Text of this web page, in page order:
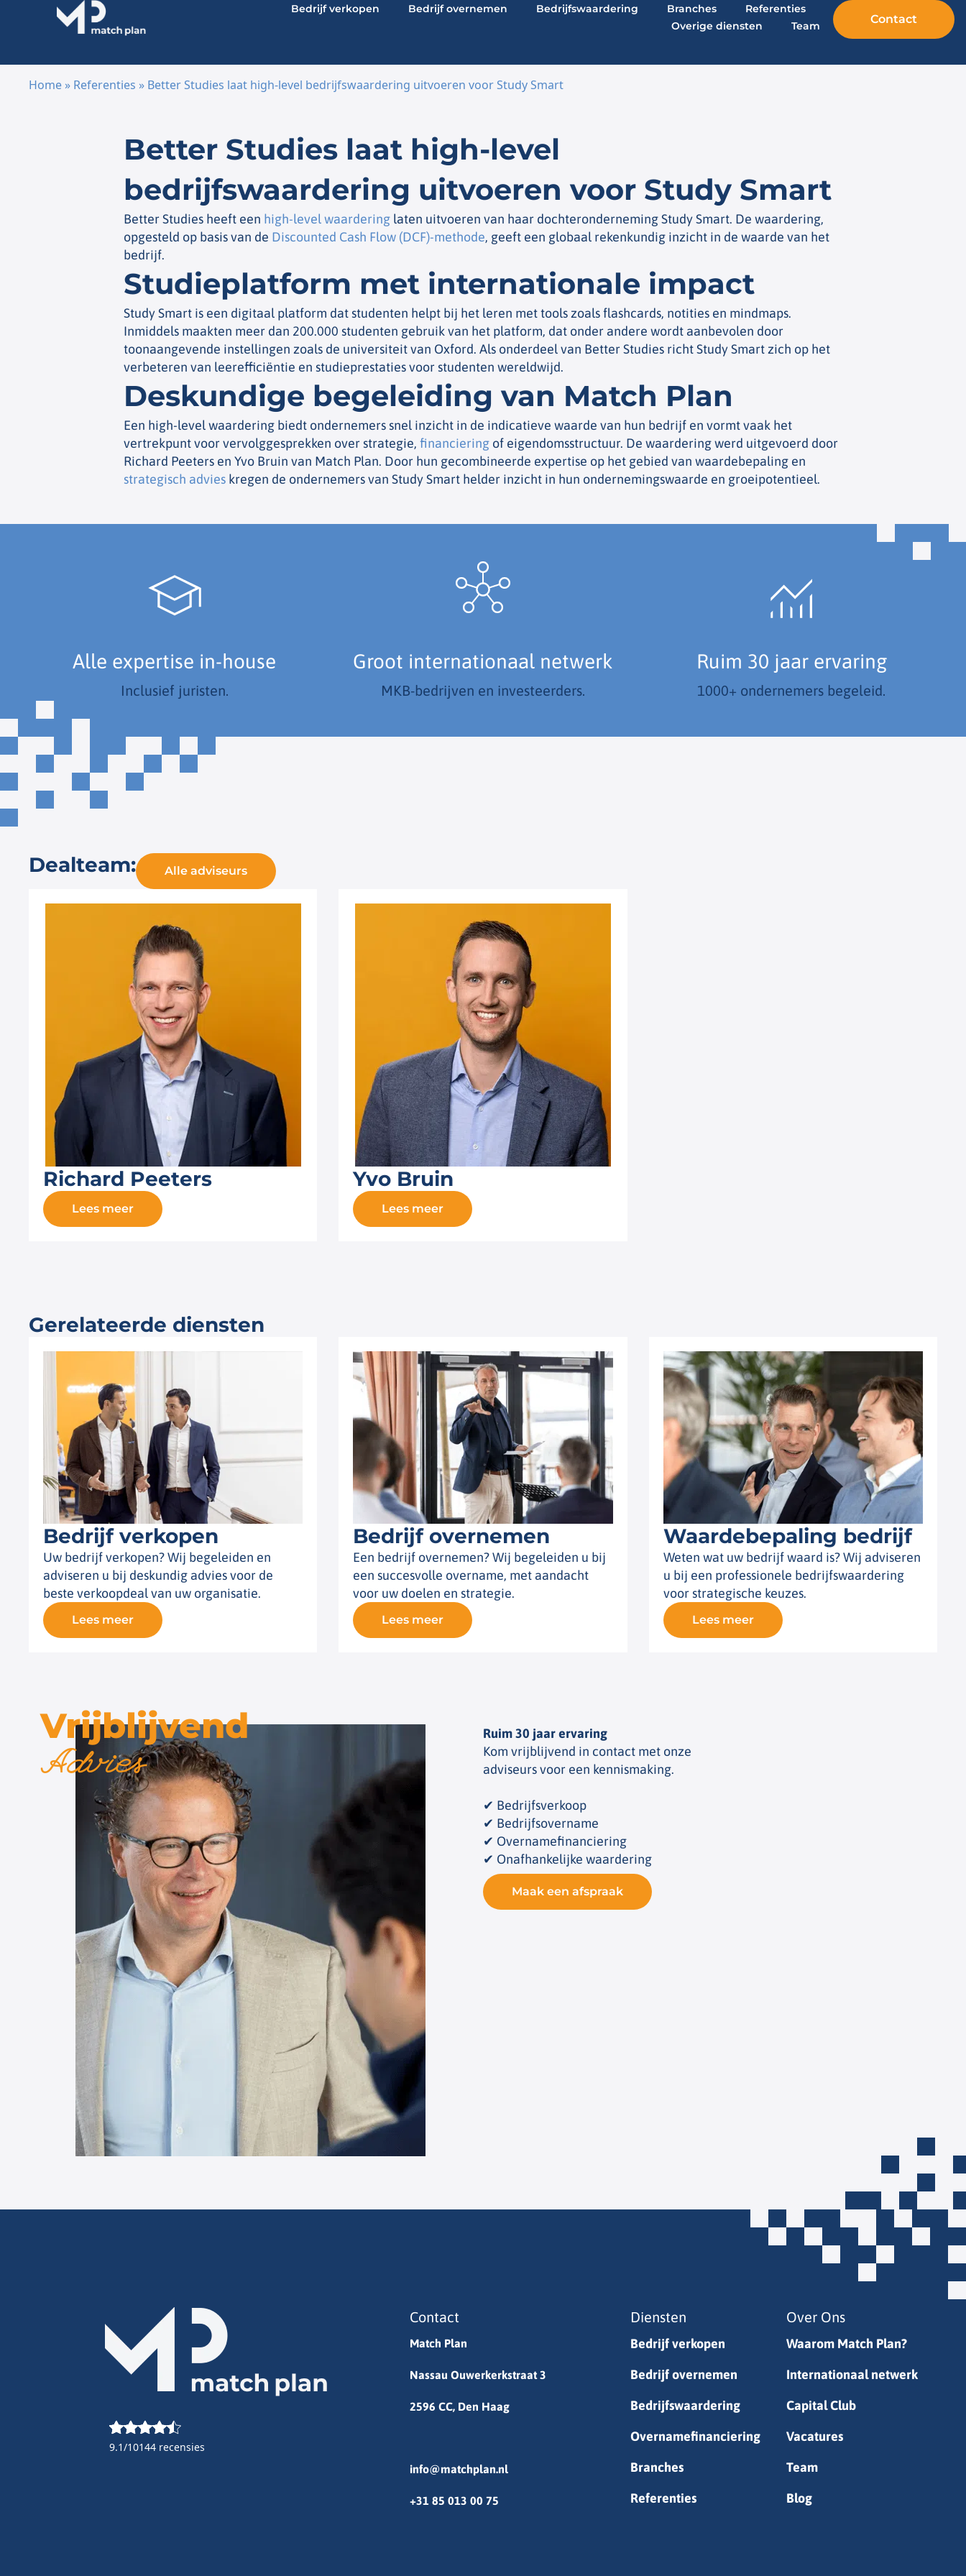
Contact
Bedrijf verkopen Bedrijf overnemen Bedrijfswaardering Branches
Referenties
Overige diensten
Team
Home » Referenties » Better Studies laat high-level bedrijfswaardering uitvoeren voor Study Smart
Better Studies laat high-level
bedrijfswaardering uitvoeren voor Study Smart
Better Studies heeft een high-level waardering laten uitvoeren van haar dochteronderneming Study Smart. De waardering,
opgesteld op basis van de Discounted Cash Flow (DCF)-methode, geeft een globaal rekenkundig inzicht in de waarde van het
bedrijf.
Studieplatform met internationale impact
Study Smart is een digitaal platform dat studenten helpt bij het leren met tools zoals flashcards, notities en mindmaps.
Inmiddels maakten meer dan 200.000 studenten gebruik van het platform, dat onder andere wordt aanbevolen door
toonaangevende instellingen zoals de universiteit van Oxford. Als onderdeel van Better Studies richt Study Smart zich op het
verbeteren van leerefficiëntie en studieprestaties voor studenten wereldwijd.
Deskundige begeleiding van Match Plan
Een high-level waardering biedt ondernemers snel inzicht in de indicatieve waarde van hun bedrijf en vormt vaak het
vertrekpunt voor vervolggesprekken over strategie, financiering of eigendomsstructuur. De waardering werd uitgevoerd door
Richard Peeters en Yvo Bruin van Match Plan. Door hun gecombineerde expertise op het gebied van waardebepaling en
strategisch advies kregen de ondernemers van Study Smart helder inzicht in hun ondernemingswaarde en groeipotentieel.
Alle expertise in-house
Inclusief juristen.
Groot internationaal netwerk
MKB-bedrijven en investeerders.
Ruim 30 jaar ervaring
1000+ ondernemers begeleid.
Dealteam: Alle adviseurs
Richard Peeters
Lees meer
Yvo Bruin
Lees meer
Gerelateerde diensten
Bedrijf verkopen
Uw bedrijf verkopen? Wij begeleiden en
adviseren u bij deskundig advies voor de
beste verkoopdeal van uw organisatie.
Lees meer
Bedrijf overnemen
Een bedrijf overnemen? Wij begeleiden u bij
een succesvolle overname, met aandacht
voor uw doelen en strategie.
Lees meer
Waardebepaling bedrijf
Weten wat uw bedrijf waard is? Wij adviseren
u bij een professionele bedrijfswaardering
voor strategische keuzes.
Lees meer
Vrijblijvend
Advies
Ruim 30 jaar ervaring
Kom vrijblijvend in contact met onze
adviseurs voor een kennismaking.
✔ Bedrijfsverkoop
✔ Bedrijfsovername
✔ Overnamefinanciering
✔ Onafhankelijke waardering
Maak een afspraak
9.1/10144 recensies
Contact
Match Plan
Nassau Ouwerkerkstraat 3
2596 CC, Den Haag
info@matchplan.nl
+31 85 013 00 75
Diensten
Bedrijf verkopen
Bedrijf overnemen
Bedrijfswaardering
Overnamefinanciering
Branches
Referenties
Over Ons
Waarom Match Plan?
Internationaal netwerk
Capital Club
Vacatures
Team
Blog